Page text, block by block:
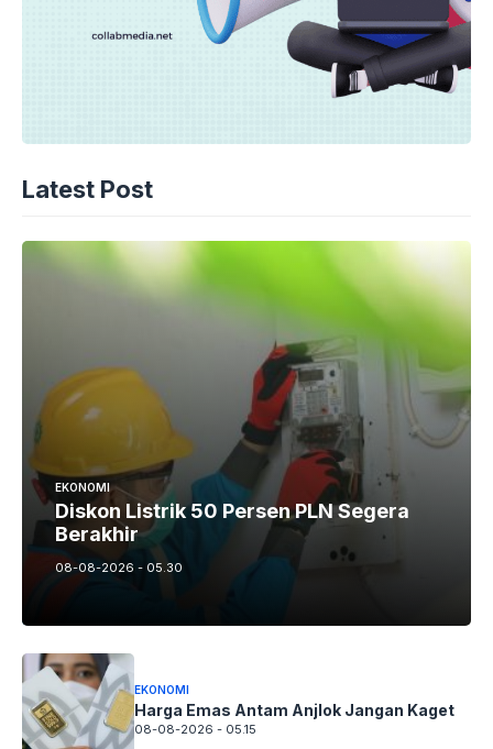
Latest Post
EKONOMI
Diskon Listrik 50 Persen PLN Segera
Berakhir
08-08-2026 - 05.30
EKONOMI
Harga Emas Antam Anjlok Jangan Kaget
08-08-2026 - 05.15